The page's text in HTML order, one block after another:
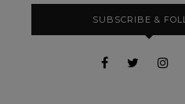
SUBSCRIBE &